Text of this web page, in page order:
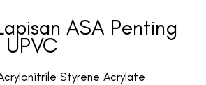
ASA Penting
Styrene Acrylate